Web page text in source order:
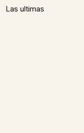
Las ultimas